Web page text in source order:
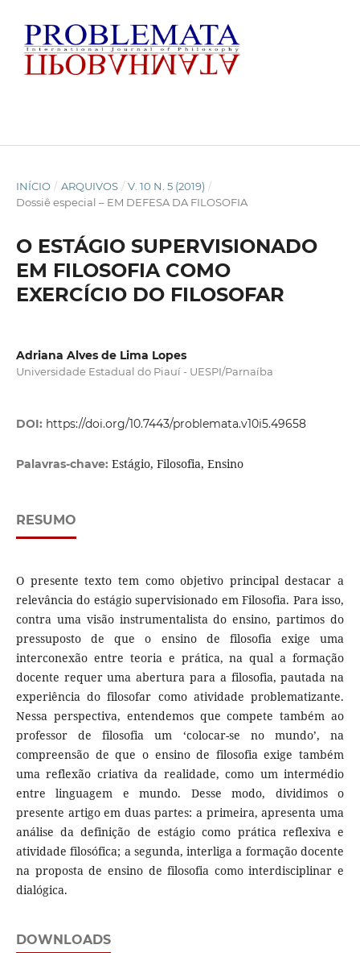
INÍCIO / ARQUIVOS / V. 10 N. 5 (2019) /
Dossiê especial – EM DEFESA DA FILOSOFIA
O ESTÁGIO SUPERVISIONADO
EM FILOSOFIA COMO
EXERCÍCIO DO FILOSOFAR
Adriana Alves de Lima Lopes
Universidade Estadual do Piauí - UESPI/Parnaíba
DOI: https://doi.org/10.7443/problemata.v10i5.49658
Palavras-chave: Estágio, Filosofia, Ensino
RESUMO
O presente texto tem como objetivo principal destacar a
relevância do estágio supervisionado em Filosofia. Para isso,
contra uma visão instrumentalista do ensino, partimos do
pressuposto de que o ensino de filosofia exige uma
interconexão entre teoria e prática, na qual a formação
docente requer uma abertura para a filosofia, pautada na
experiência do filosofar como atividade problematizante.
Nessa perspectiva, entendemos que compete também ao
professor de filosofia um ‘colocar-se no mundo’, na
compreensão de que o ensino de filosofia exige também
uma reflexão criativa da realidade, como um intermédio
entre linguagem e mundo. Desse modo, dividimos o
presente artigo em duas partes: a primeira, apresenta uma
análise da definição de estágio como prática reflexiva e
atividade filosófica; a segunda, interliga a formação docente
na proposta de ensino de filosofia como interdisciplinar e
dialógica.
DOWNLOADS